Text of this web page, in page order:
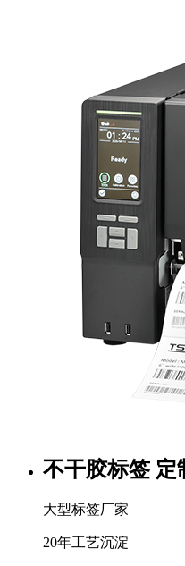
不干胶标签 定
大型标签厂家
20年工艺沉淀